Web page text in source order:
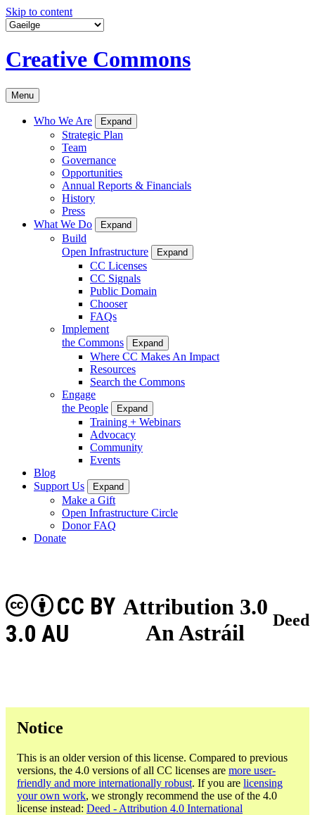
Skip to content
Creative Commons
Menu
Who We Are Expand
Strategic Plan
Team
Governance
Opportunities
Annual Reports & Financials
History
Press
What We Do
Expand
Build
Open Infrastructure
Expand
CC Licenses
CC Signals
Public Domain
Chooser
FAQs
Implement
the Commons
Expand
Where CC Makes An Impact
Resources
Search the Commons
Engage
the People
Expand
Training + Webinars
Advocacy
Community
Events
Blog
Support Us
Expand
Make a Gift
Open Infrastructure Circle
Donor FAQ
Donate
Attribution 3.0
An Astráil
CC BY
3.0 AU
Deed
Notice
This is an older version of this license. Compared to previous
versions, the 4.0 versions of all CC licenses are more user-
friendly and more internationally robust. If you are licensing
your own work, we strongly recommend the use of the 4.0
license instead: Deed - Attribution 4.0 International